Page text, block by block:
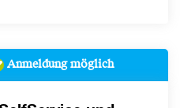
Anmeldung möglich